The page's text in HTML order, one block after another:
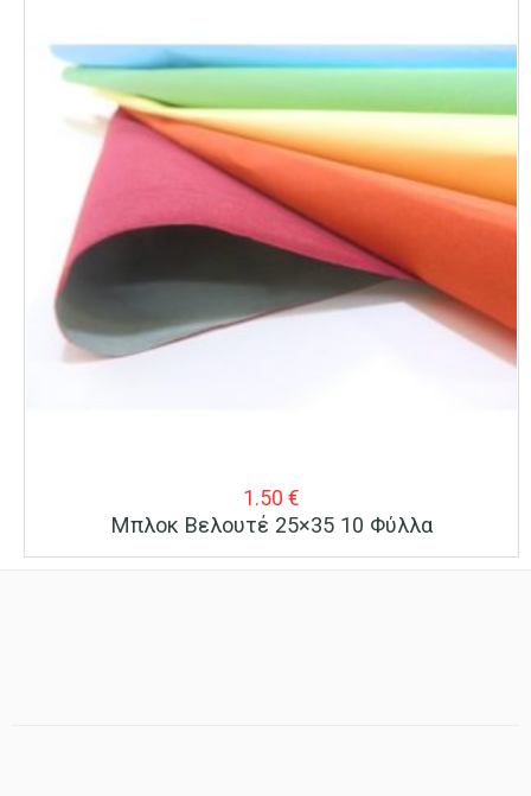
1.50 €
Μπλοκ Βελουτέ 25×35 10 Φύλλα